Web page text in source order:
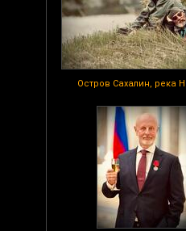
Остров Сахалин, река